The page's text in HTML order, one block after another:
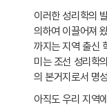
이러한 성리학의
의하여 이끌어져
까지는 지역 출신
미는 조선 성리학
의 본거지로서 명
아직도 우리 지역